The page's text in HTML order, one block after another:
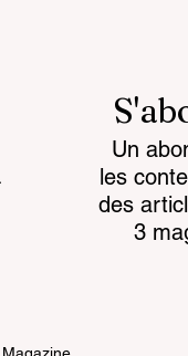
Space
awareness to
advantage
Un
les
des
3